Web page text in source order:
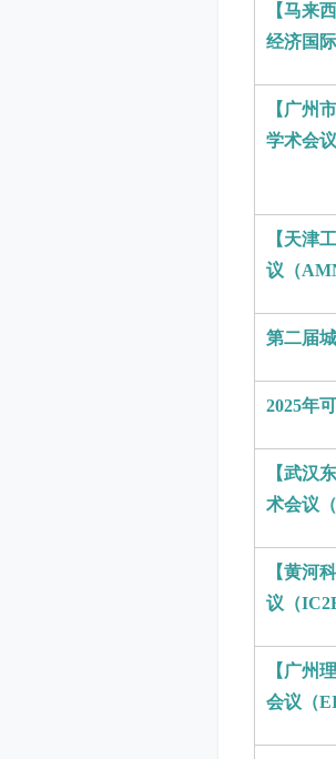
【马来
经济国
【广州
学术会
【天津
议（
第二届
2025年
【武汉
术会议
【黄河
议（
【广州
会议（